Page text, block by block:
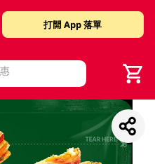
打開 App 落單